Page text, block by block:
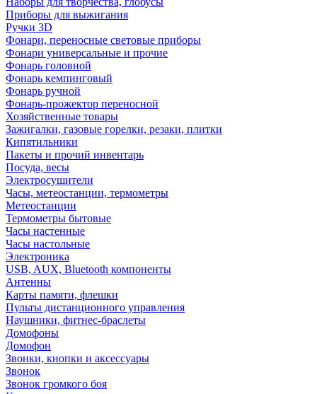
Приборы для выжигания
Ручки 3D
Фонари, переносные световые приборы
Фонари универсальные и прочие
Фонарь головной
Фонарь кемпинговый
Фонарь ручной
Фонарь-прожектор переносной
Хозяйственные товары
Зажигалки, газовые горелки, резаки, плитки
Кипятильники
Пакеты и прочий инвентарь
Посуда, весы
Электросушители
Часы, метеостанции, термометры
Метеостанции
Термометры бытовые
Часы настенные
Часы настольные
Электроника
USB, AUX, Bluetooth компоненты
Антенны
Карты памяти, флешки
Пульты дистанционного управления
Наушники, фитнес-браслеты
Домофоны
Домофон
Звонки, кнопки и аксессуары
Звонок
Звонок громкого боя